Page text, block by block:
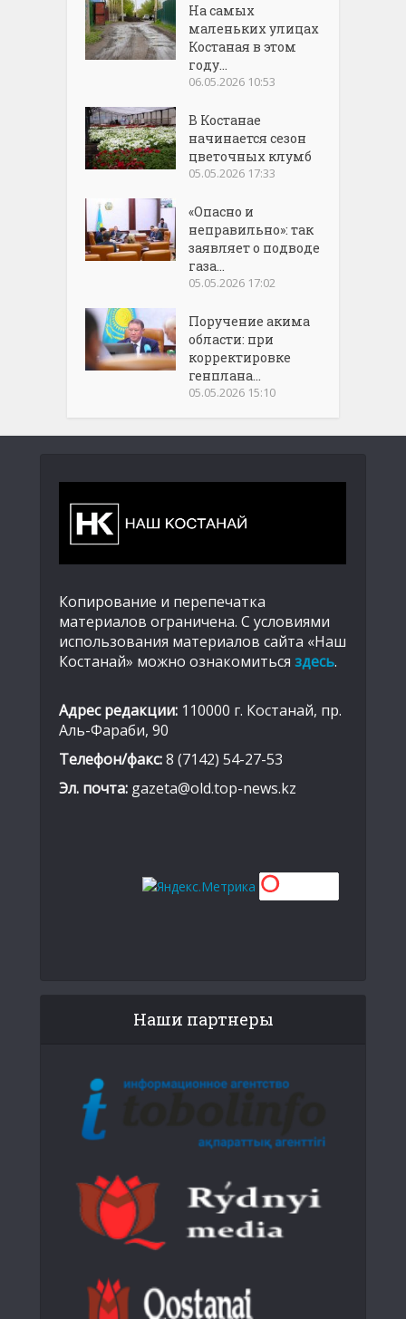
На самых
маленьких улицах
Костаная в этом
году...
06.05.2026 10:53
В Костанае
начинается сезон
цветочных клумб
05.05.2026 17:33
«Опасно и
неправильно»: так
заявляет о подводе
газа...
05.05.2026 17:02
Поручение акима
области: при
корректировке
генплана...
05.05.2026 15:10
Копирование и перепечатка
материалов ограничена. С условиями
использования материалов сайта «Наш
Костанай» можно ознакомиться здесь.
Адрес редакции: 110000 г. Костанай, пр.
Аль-Фараби, 90
Телефон/факс:8 (7142) 54-27-53
Эл. почта: gazeta@old.top-news.kz
Наши партнеры